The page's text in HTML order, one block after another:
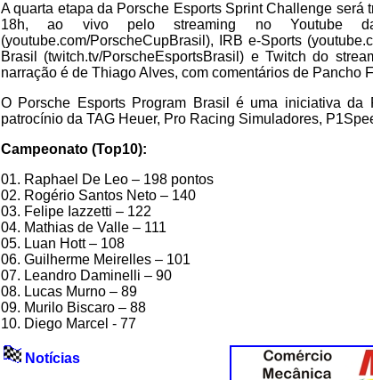
A quarta etapa da Porsche Esports Sprint Challenge será
18h, ao vivo pelo streaming no Youtube
(youtube.com/PorscheCupBrasil), IRB e-Sports
Brasil (twitch.tv/PorscheEsportsBrasil) e Twitch do
narração é de Thiago Alves, com comentários de Pancho
O Porsche Esports Program Brasil é uma iniciativa
patrocínio da TAG Heuer, Pro Racing Simuladores,
Campeonato (Top10):
01. Raphael De Leo – 198 pontos
02. Rogério Santos Neto – 140
03. Felipe Iazzetti – 122
04. Mathias de Valle – 111
05. Luan Hott – 108
06. Guilherme Meirelles – 101
07. Leandro Daminelli – 90
08. Lucas Murno – 89
09. Murilo Biscaro – 88
10. Diego Marcel - 77
Notícias